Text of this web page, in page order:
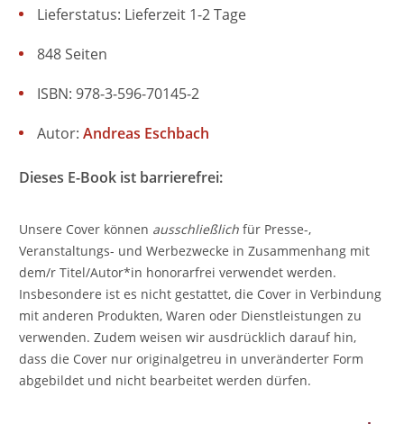
Lieferstatus: Lieferzeit 1-2 Tage
ISBN: 978-3-596-70145-2
848 Seiten
Autor: Andreas Eschbach
Dieses E-Book ist barrierefrei:
Unsere Cover können ausschließlichfür Presse-,
Veranstaltungs- und Werbezwecke in Zusammenhang mit
dem/r Titel/Autor*in honorarfrei verwendet werden.
Insbesondere ist es nicht gestattet, die Cover in Verbindung
mit anderen Produkten, Waren oder Dienstleistungen zu
verwenden. Zudem weisen wir ausdrücklich darauf hin,
dass die Cover nur originalgetreu in unveränderter Form
abgebildet und nicht bearbeitet werden dürfen.